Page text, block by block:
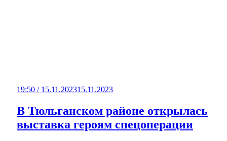
19:50 / 15.11.202315.11.2023
В Тюльганском районе открылась
выставка героям спецоперации